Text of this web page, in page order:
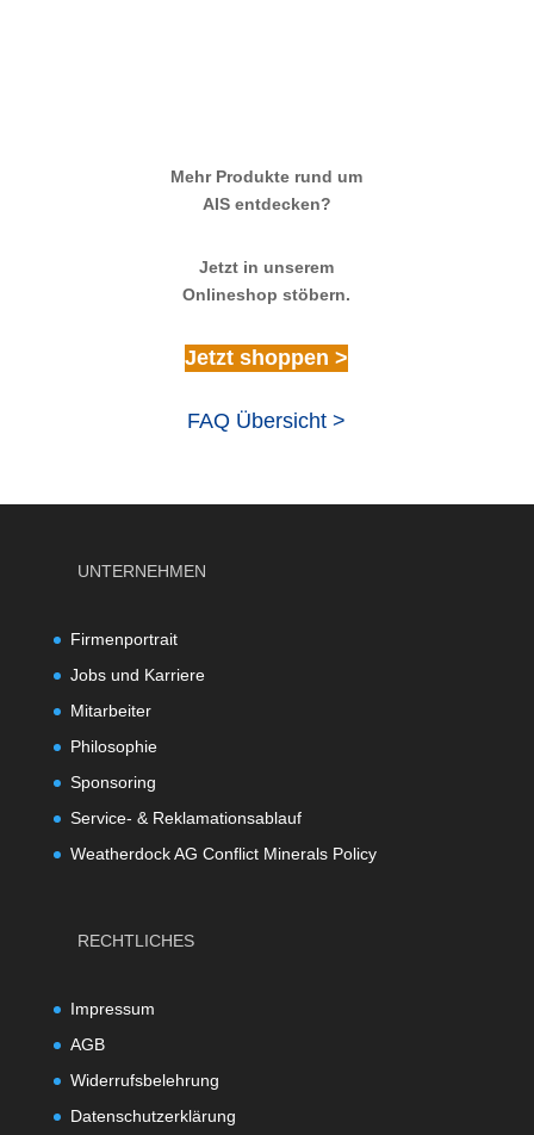
Mehr Produkte rund um
AIS entdecken?
Jetzt in unserem
Onlineshop stöbern.
Jetzt shoppen >
FAQ Übersicht >
UNTERNEHMEN
Firmenportrait
Jobs und Karriere
Mitarbeiter
Philosophie
Sponsoring
Service- & Reklamationsablauf
Weatherdock AG Conflict Minerals Policy
RECHTLICHES
Impressum
AGB
Widerrufsbelehrung
Datenschutzerklärung